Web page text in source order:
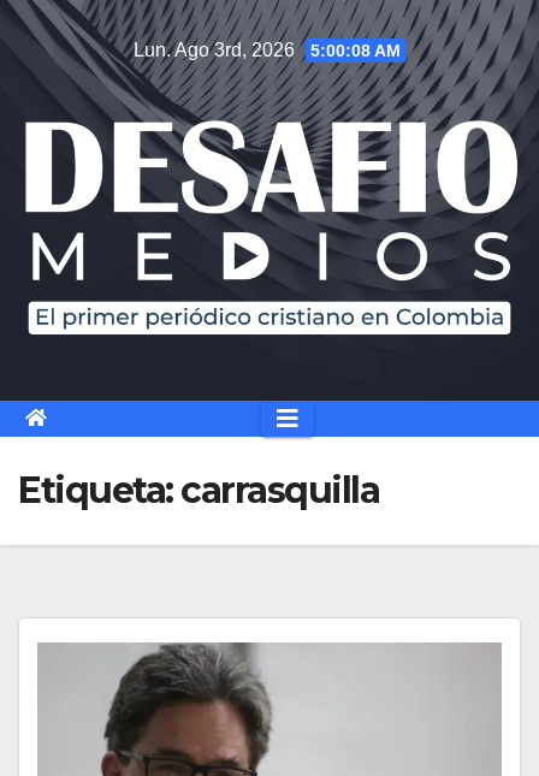
Saltar
contenido
Lun. Ago 3rd, 2026 5:00:09 AM
Etiqueta:carrasquilla